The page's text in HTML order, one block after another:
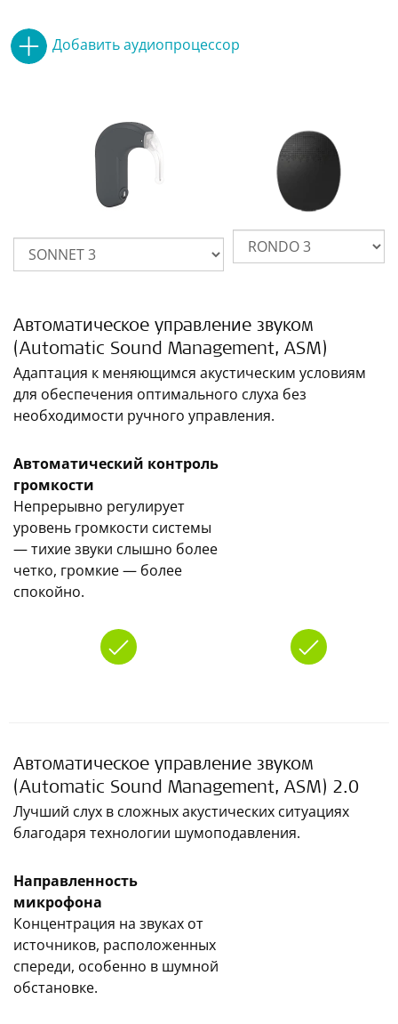
Добавить аудиопроцессор
Автоматическое управление звуком
(Automatic Sound Management, ASM)
Адаптация к меняющимся акустическим условиям
для обеспечения оптимального слуха без
необходимости ручного управления.
Автоматический контроль
громкости
Непрерывно регулирует
уровень громкости системы
— тихие звуки слышно более
четко, громкие — более
спокойно.
Автоматическое управление звуком
(Automatic Sound Management, ASM) 2.0
Лучший слух в сложных акустических ситуациях
благодаря технологии шумоподавления.
Направленность
микрофона
Концентрация на звуках от
источников, расположенных
спереди, особенно в шумной
обстановке.